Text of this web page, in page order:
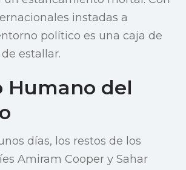
instadas a
político es una caja de
estallar.
Humano del
días, los restos de los
Amiram Cooper y Sahar